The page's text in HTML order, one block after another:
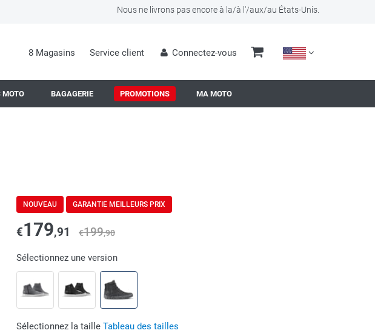
Nous ne livrons pas encore à la/à l'/aux/au États-Unis.
8 Magasins Service client Connectez-vous
MOTO BAGAGERIE PROMOTIONS MA MOTO
NOUVEAU GARANTIE MEILLEURS PRIX
€179,91 €199,90
Sélectionnez une version
Sélectionnez la taille Tableau des tailles